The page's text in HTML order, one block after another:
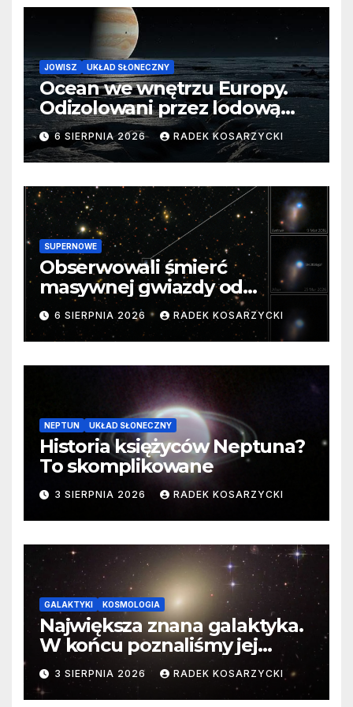
JOWISZ UKŁAD SŁONECZNY
Ocean we wnętrzu Europy.
Odizolowani przez lodową
barierę
6 SIERPNIA 2026 RADEK KOSARZYCKI
SUPERNOWE
Obserwowali śmierć
masywnej gwiazdy od
samego początku. Niezwykle
cenne dane
6 SIERPNIA 2026 RADEK KOSARZYCKI
NEPTUN UKŁAD SŁONECZNY
Historia księżyców Neptuna?
To skomplikowane
3 SIERPNIA 2026 RADEK KOSARZYCKI
GALAKTYKI KOSMOLOGIA
Największa znana galaktyka.
W końcu poznaliśmy jej
faktyczne wymiary
3 SIERPNIA 2026 RADEK KOSARZYCKI